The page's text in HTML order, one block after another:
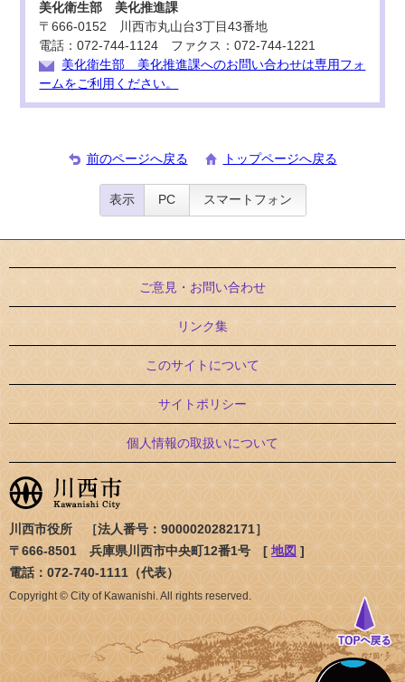
美化衛生部 美化推進課
〒666-0152 川西市丸山台3丁目43番地
電話：072-744-1124 ファクス：072-744-1221
美化衛生部 美化推進課へのお問い合わせは専用フォ
ームをご利用ください。
前のページへ戻る トップページへ戻る
表示 PC スマートフォン
ご意見・お問い合わせ
リンク集
このサイトについて
サイトポリシー
個人情報の取扱いについて
川西市役所 ［法人番号：9000020282171］
〒666-8501 兵庫県川西市中央町12番1号 [ 地図 ]
電話：072-740-1111（代表）
Copyright © City of Kawanishi. All rights reserved.